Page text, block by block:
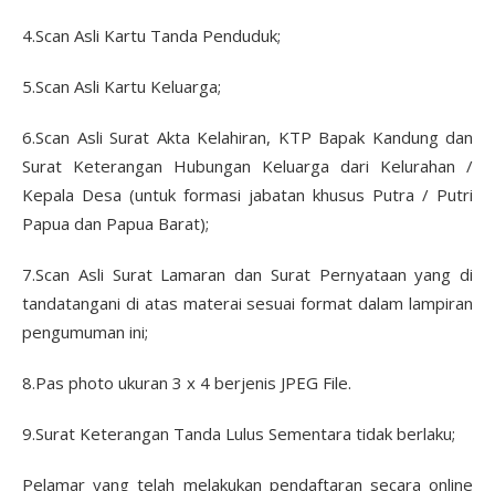
4.Scan Asli Kartu Tanda Penduduk;
5.Scan Asli Kartu Keluarga;
6.Scan Asli Surat Akta Kelahiran, KTP Bapak Kandung dan
Surat Keterangan Hubungan Keluarga dari Kelurahan /
Kepala Desa (untuk formasi jabatan khusus Putra / Putri
Papua dan Papua Barat);
7.Scan Asli Surat Lamaran dan Surat Pernyataan yang di
tandatangani di atas materai sesuai format dalam lampiran
pengumuman ini;
8.Pas photo ukuran 3 x 4 berjenis JPEG File.
9.Surat Keterangan Tanda Lulus Sementara tidak berlaku;
Pelamar yang telah melakukan pendaftaran secara online